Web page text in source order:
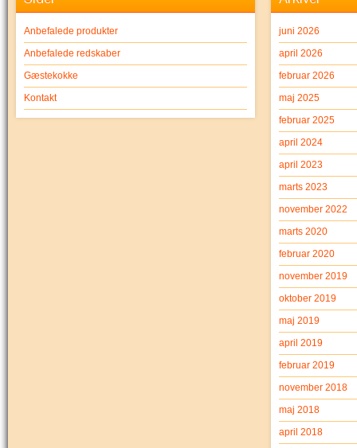
Anbefalede produkter
Anbefalede redskaber
Gæstekokke
Kontakt
juni 2026
april 2026
februar 2026
maj 2025
februar 2025
april 2024
april 2023
marts 2023
november 2022
marts 2020
februar 2020
november 2019
oktober 2019
maj 2019
april 2019
februar 2019
november 2018
maj 2018
april 2018